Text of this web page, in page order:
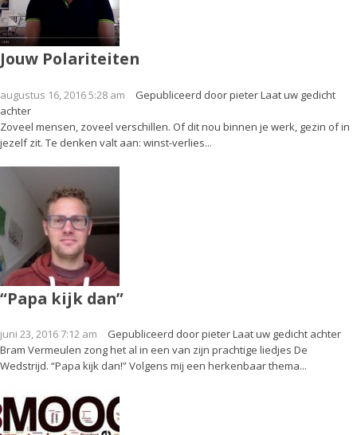
Jouw Polariteiten
augustus 16, 2016 5:28 am Gepubliceerd doorpieterLaat uw gedicht
achter
Zoveel mensen, zoveel verschillen. Of dit nou binnen je werk, gezin of in
jezelf zit. Te denken valt aan: winst-verlies...
“Papa kijk dan”
juni 23, 2016 7:12 am Gepubliceerd doorpieterLaat uw gedicht achter
Bram Vermeulen zong het al in een van zijn prachtige liedjes De
Wedstrijd. “Papa kijk dan!” Volgens mij een herkenbaar thema...